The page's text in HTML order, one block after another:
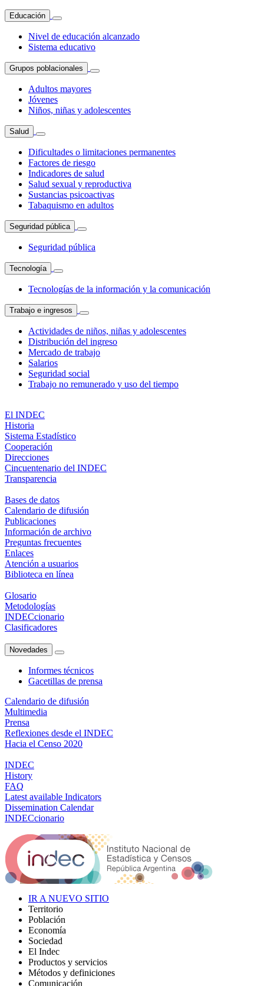
Educación
Nivel de educación alcanzado
Sistema educativo
Grupos poblacionales
Adultos mayores
Jóvenes
Niños, niñas y adolescentes
Salud
Dificultades o limitaciones permanentes
Factores de riesgo
Indicadores de salud
Salud sexual y reproductiva
Sustancias psicoactivas
Tabaquismo en adultos
Seguridad pública
Seguridad pública
Tecnología
Tecnologías de la información y la comunicación
Trabajo e ingresos
Actividades de niños, niñas y adolescentes
Distribución del ingreso
Mercado de trabajo
Salarios
Seguridad social
Trabajo no remunerado y uso del tiempo
El INDEC
Historia
Sistema Estadístico
Cooperación
Direcciones
Cincuentenario del INDEC
Transparencia
Bases de datos
Calendario de difusión
Publicaciones
Información de archivo
Preguntas frecuentes
Enlaces
Atención a usuarios
Biblioteca en línea
Glosario
Metodologías
INDECcionario
Clasificadores
Novedades
Informes técnicos
Gacetillas de prensa
Calendario de difusión
Multimedia
Prensa
Reflexiones desde el INDEC
Hacia el Censo 2020
INDEC
History
FAQ
Latest available Indicators
Dissemination Calendar
INDECcionario
IR A NUEVO SITIO
Territorio
Población
Economía
Sociedad
El Indec
Productos y servicios
Métodos y definiciones
Comunicación